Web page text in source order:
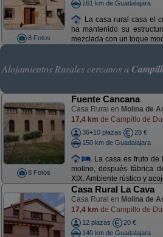
8 Fotos
161 km de Guadalajara
La casa rural casa el
ha mantenido su
mezclada con un toque
Alojamientos Rurales cercanos a
8 Fotos
Fuente Cancana
Casa Rural en Molina de
17,4 km de Campillo de
36+10 plazas
28 €
150 km de Guadalajara
La casa es fruto
molino, después fábrica
XIX. Ambiente rústico y
Casa Rural La Cava
Casa Rural en Molina de
17,4 km de Campillo de
12 plazas
20 €
140 km de Guadalajara